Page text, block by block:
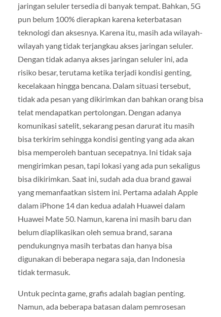
jaringan seluler tersedia di banyak tempat. Bahkan, 5G
pun belum 100% dierapkan karena keterbatasan
teknologi dan aksesnya. Karena itu, masih ada wilayah-
wilayah yang tidak terjangkau akses jaringan seluler.
Dengan tidak adanya akses jaringan seluler ini, ada
risiko besar, terutama ketika terjadi kondisi genting,
kecelakaan hingga bencana. Dalam situasi tersebut,
tidak ada pesan yang dikirimkan dan bahkan orang bisa
telat mendapatkan pertolongan. Dengan adanya
komunikasi satelit, sekarang pesan darurat itu masih
bisa terkirim sehingga kondisi genting yang ada akan
bisa memperoleh bantuan secepatnya. Ini tidak saja
mengirimkan pesan, tapi lokasi yang ada pun sekaligus
bisa dikirimkan. Saat ini, sudah ada dua brand gawai
yang memanfaatkan sistem ini. Pertama adalah Apple
dalam iPhone 14 dan kedua adalah Huawei dalam
Huawei Mate 50. Namun, karena ini masih baru dan
belum diaplikasikan oleh semua brand, sarana
pendukungnya masih terbatas dan hanya bisa
digunakan di beberapa negara saja, dan Indonesia
tidak termasuk.
Untuk pecinta game, grafis adalah bagian penting.
Namun, ada beberapa batasan dalam pemrosesan